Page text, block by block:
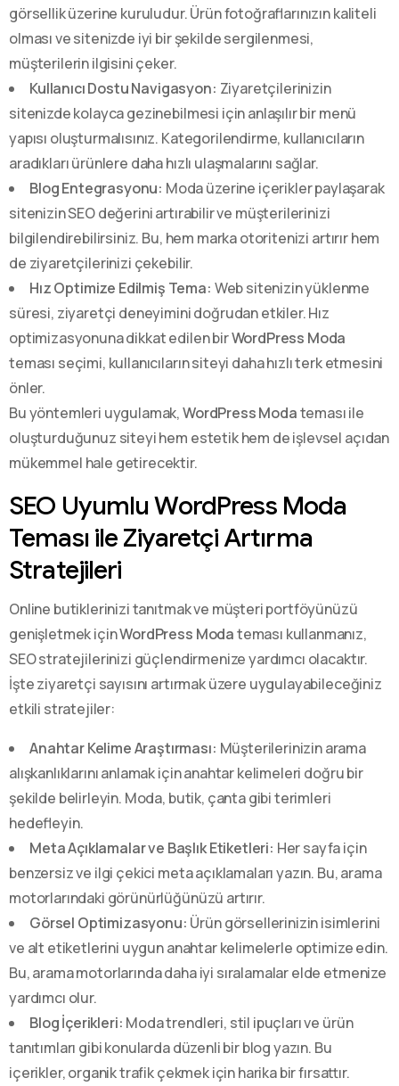
görsellik üzerine kuruludur. Ürün fotoğraflarınızın kaliteli
olması ve sitenizde iyi bir şekilde sergilenmesi,
müşterilerin ilgisini çeker.
Kullanıcı Dostu Navigasyon: Ziyaretçilerinizin
sitenizde kolayca gezinebilmesi için anlaşılır bir menü
yapısı oluşturmalısınız. Kategorilendirme, kullanıcıların
aradıkları ürünlere daha hızlı ulaşmalarını sağlar.
Blog Entegrasyonu: Moda üzerine içerikler paylaşarak
sitenizin SEO değerini artırabilir ve müşterilerinizi
bilgilendirebilirsiniz. Bu, hem marka otoritenizi artırır hem
de ziyaretçilerinizi çekebilir.
Hız Optimize Edilmiş Tema: Web sitenizin yüklenme
süresi, ziyaretçi deneyimini doğrudan etkiler. Hız
optimizasyonuna dikkat edilen birWordPress Moda
teması seçimi, kullanıcıların siteyi daha hızlı terk etmesini
önler.
Bu yöntemleri uygulamak,WordPress Modateması ile
oluşturduğunuz siteyi hem estetik hem de işlevsel açıdan
mükemmel hale getirecektir.
SEO Uyumlu WordPress Moda
Teması ile Ziyaretçi Artırma
Stratejileri
Online butiklerinizi tanıtmak ve müşteri portföyünüzü
genişletmek içinWordPress Modateması kullanmanız,
SEO stratejilerinizi güçlendirmenize yardımcı olacaktır.
İşte ziyaretçi sayısını artırmak üzere uygulayabileceğiniz
etkili stratejiler:
Anahtar Kelime Araştırması: Müşterilerinizin arama
alışkanlıklarını anlamak için anahtar kelimeleri doğru bir
şekilde belirleyin. Moda, butik, çanta gibi terimleri
hedefleyin.
Meta Açıklamalar ve Başlık Etiketleri: Her sayfa için
benzersiz ve ilgi çekici meta açıklamaları yazın. Bu, arama
motorlarındaki görünürlüğünüzü artırır.
Görsel Optimizasyonu: Ürün görsellerinizin isimlerini
ve alt etiketlerini uygun anahtar kelimelerle optimize edin.
Bu, arama motorlarında daha iyi sıralamalar elde etmenize
yardımcı olur.
Blog İçerikleri: Moda trendleri, stil ipuçları ve ürün
tanıtımları gibi konularda düzenli bir blog yazın. Bu
içerikler, organik trafik çekmek için harika bir fırsattır.